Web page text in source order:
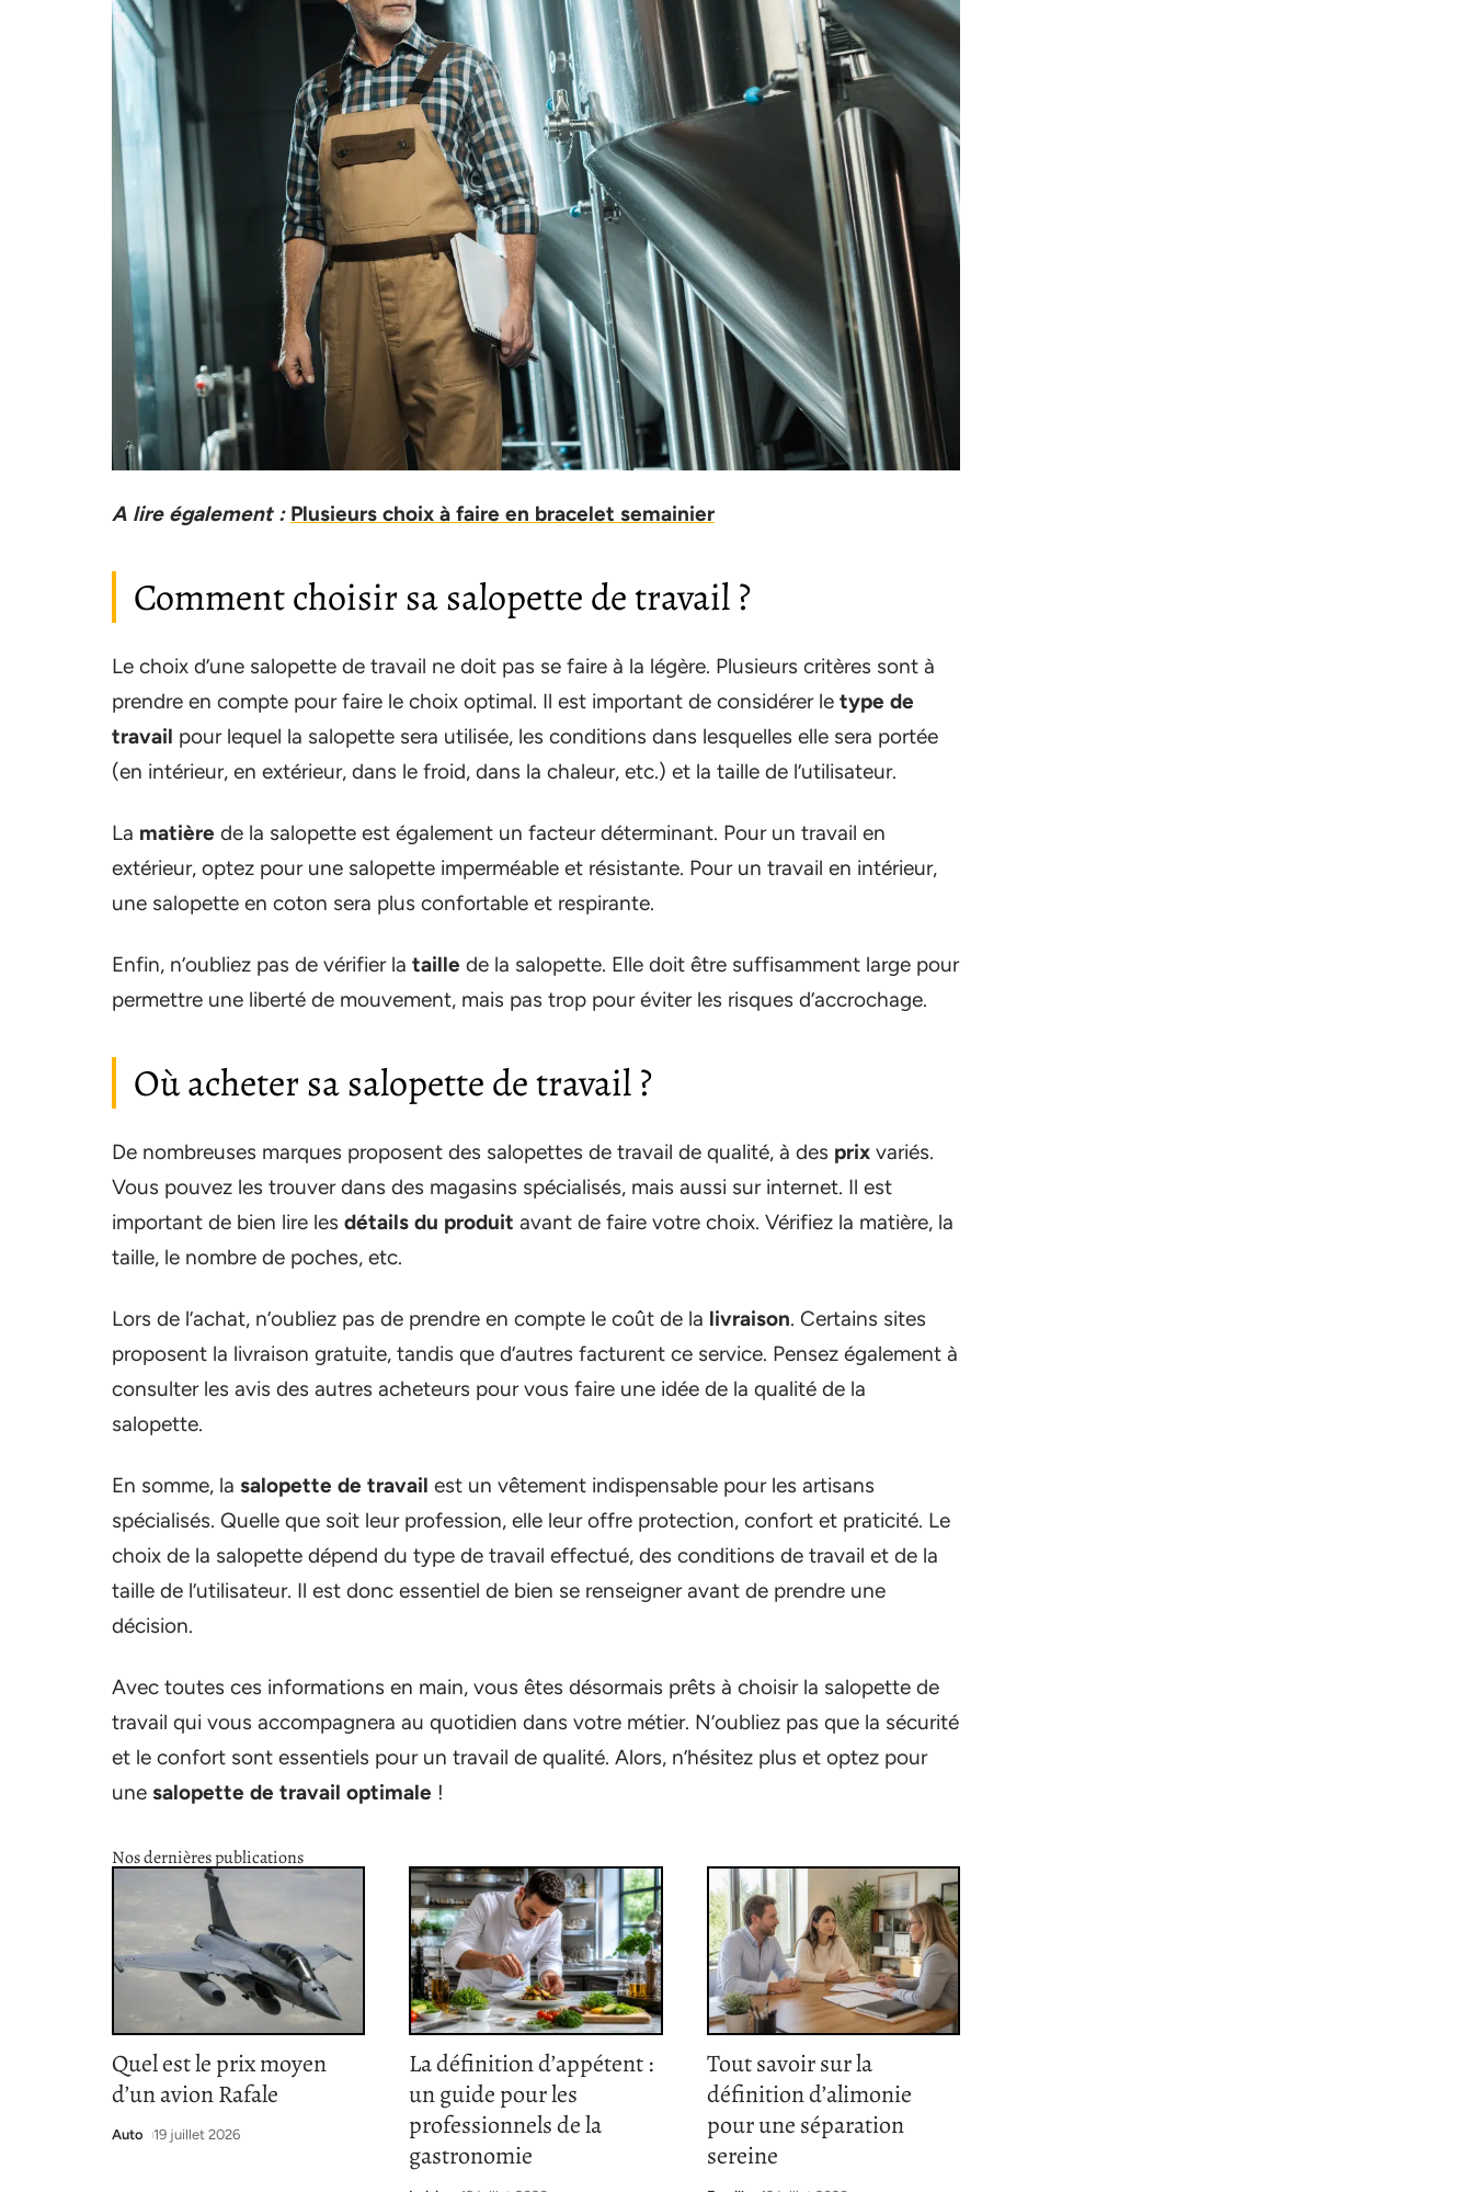
A lire également : Plusieurs choix à faire en bracelet semainier
Comment choisir sa salopette de travail ?
Le choix d’une salopette de travail ne doit pas se faire à la légère. Plusieurs critères sont à
prendre en compte pour faire le choix optimal. Il est important de considérer le type de
travail pour lequel la salopette sera utilisée, les conditions dans lesquelles elle sera portée
(en intérieur, en extérieur, dans le froid, dans la chaleur, etc.) et la taille de l’utilisateur.
La matière de la salopette est également un facteur déterminant. Pour un travail en
extérieur, optez pour une salopette imperméable et résistante. Pour un travail en intérieur,
une salopette en coton sera plus confortable et respirante.
Enfin, n’oubliez pas de vérifier la taille de la salopette. Elle doit être suffisamment large pour
permettre une liberté de mouvement, mais pas trop pour éviter les risques d’accrochage.
Où acheter sa salopette de travail ?
De nombreuses marques proposent des salopettes de travail de qualité, à des prix variés.
Vous pouvez les trouver dans des magasins spécialisés, mais aussi sur internet. Il est
important de bien lire les détails du produit avant de faire votre choix. Vérifiez la matière, la
taille, le nombre de poches, etc.
Lors de l’achat, n’oubliez pas de prendre en compte le coût de la livraison. Certains sites
proposent la livraison gratuite, tandis que d’autres facturent ce service. Pensez également à
consulter les avis des autres acheteurs pour vous faire une idée de la qualité de la
salopette.
En somme, la salopette de travail est un vêtement indispensable pour les artisans
spécialisés. Quelle que soit leur profession, elle leur offre protection, confort et praticité. Le
choix de la salopette dépend du type de travail effectué, des conditions de travail et de la
taille de l’utilisateur. Il est donc essentiel de bien se renseigner avant de prendre une
décision.
Avec toutes ces informations en main, vous êtes désormais prêts à choisir la salopette de
travail qui vous accompagnera au quotidien dans votre métier. N’oubliez pas que la sécurité
et le confort sont essentiels pour un travail de qualité. Alors, n’hésitez plus et optez pour
une salopette de travail optimale !
Nos dernières publications
Quel est le prix moyen
d’un avion Rafale
Auto 19 juillet 2026
La définition d’appétent :
un guide pour les
professionnels de la
gastronomie
Tout savoir sur la
définition d’alimonie
pour une séparation
sereine